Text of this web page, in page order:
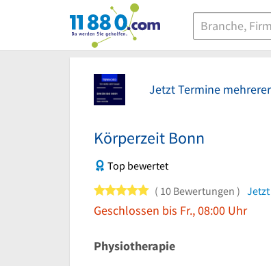
11880.com
Jetzt Termine
Körperzeit Bonn
Top bewertet
5 von 5 Sternen
10 Bewertungen
Geschlossen bis Fr., 08:00 Uhr
Physiotherapie